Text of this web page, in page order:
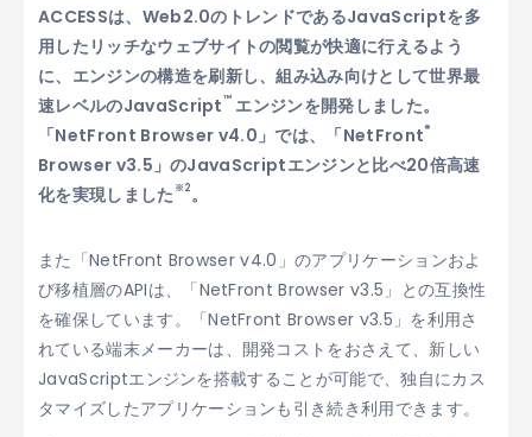
ACCESSは、Web2.0のトレンドであるJavaScriptを多
用したリッチなウェブサイトの閲覧が快適に行えるよう
に、エンジンの構造を刷新し、組み込み向けとして世界最
速レベルのJavaScript™ エンジンを開発しました。
「NetFront Browser v4.0」では、「NetFront®
Browser v3.5」のJavaScriptエンジンと比べ20倍高速
化を実現しました※2。
また「NetFront Browser v4.0」のアプリケーションおよ
び移植層のAPIは、「NetFront Browser v3.5」との互換性
を確保しています。「NetFront Browser v3.5」を利用さ
れている端末メーカーは、開発コストをおさえて、新しい
JavaScriptエンジンを搭載することが可能で、独自にカス
タマイズしたアプリケーションも引き続き利用できます。